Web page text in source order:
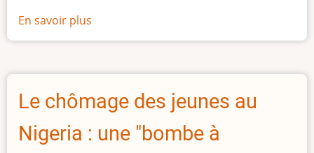
En savoir plus
La
taille
l'Afrique
Le chômage des jeunes au
Nigeria : une "bombe à